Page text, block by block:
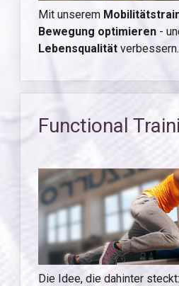
Mit unserem
Bewegung optimieren -
Lebensqualität verbessern.
Functional
Die Idee, die dahinter